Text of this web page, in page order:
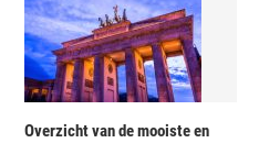
Overzicht van de mooiste en